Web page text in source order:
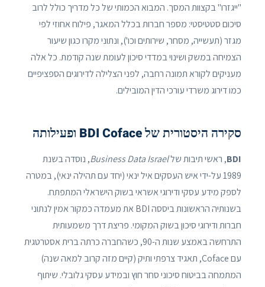
"ייגזרו" בקצוות המסך. המבוא הכמותי של כל מדריך כולל לרוב
סיכום סטטיסטי: מספר חברות בכלל המאגר, פילוח אחוזי לפי
מגזר (תעשייה, מסחר, שירותים וכו'), ונתוני מקרו כגון שיעור
הצמיחה במשק ושינוי במדדי סיכון לעומת שנה קודמת. כל אלה
מעניקים לקורא תמונה רחבה, לפני הצלילה לדירוגים הספציפיים
כמו דירוג משרדי עורכי הדין המובילים.
סקירה היסטורית של BDI Coface ופעילותה
BDI, ראשי תיבות שלBusiness Data Israel, נוסדה בשנת
1989 על-ידי איש העסקים איל ינאי (יחד עם תהילה ינאי), במטרה
לספק מידע עסקי ודירוגי אשראי בשוק הישראלי המתפתח.
בשנותיה הראשונות ביססה BDI את מעמדה כמקור אמין לנתוני
חברות ודירוגי סיכון בשוק המקומי. פריצת דרך משמעותית
התרחשה באמצע שנות ה-90, כשהחברה כרתה ברית אסטרטגית
עם Coface, תאגיד צרפתי ותיק (קיים מזה קרוב למאה שנה)
המתמחה בביטוח סיכוני סחר חוץ ובמידע עסקי גלובלי. שיתוף